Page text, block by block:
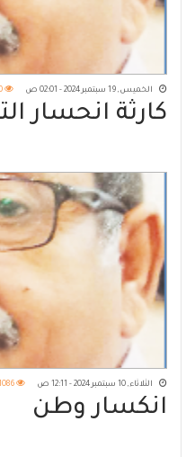
الخميس, 19 سبتمبر 2024 - 02:01 ص
كارثة انحسار
الثلاثاء, 10 سبتمبر 2024 - 12:11 ص 1086
انكسار وطن